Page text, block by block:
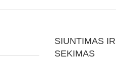
SIUNTIMAS
SEKIMAS